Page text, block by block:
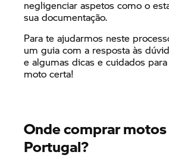
negligenciar aspetos como o
sua documentação.
Para te ajudarmos neste
um guia com a resposta às
e algumas dicas e cuidados
moto certa!
Onde comprar
Portugal?